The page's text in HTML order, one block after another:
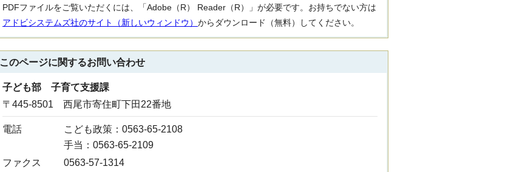
PDFファイルをご覧いただくには、「Adobe（R） Reader（R）」が必要です。お持ちでない方は
アドビシステムズ社のサイト（新しいウィンドウ） からダウンロード（無料）してください。
このページに関するお問い合わせ
子ども部 子育て支援課
〒445-8501 西尾市寄住町下田22番地
電話
こども政策：0563-65-2108
手当：0563-65-2109
ファクス
0563-57-1314